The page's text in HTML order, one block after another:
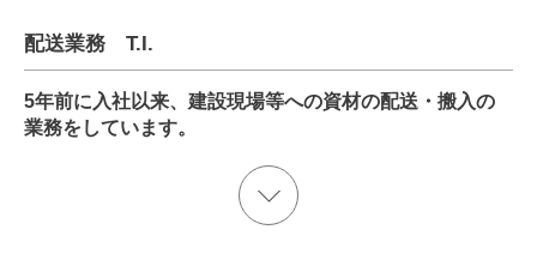
配送業務 T.I.
5年前に入社以来、建設現場等への資材の配送・搬入の
業務をしています。